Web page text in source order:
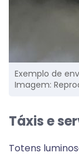
Exemplo de
Imagem:
Táxis e
Totens